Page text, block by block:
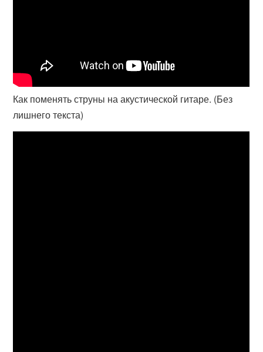
Как поменять струны на акустической гитаре. (Без
лишнего текста)